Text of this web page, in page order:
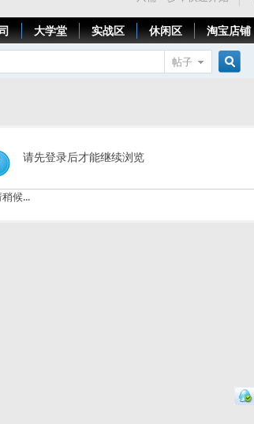
大学堂 实战区 休闲区 淘宝店铺
帖子
请先登录后才能继续浏览
候...